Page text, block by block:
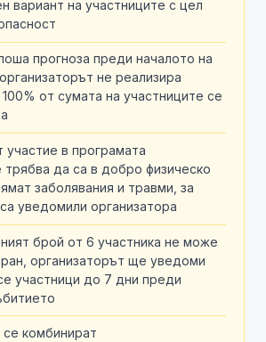
вариант на участниците с цел
прогноза преди началото на
не реализира
от сумата на участниците се
участие в програмата
трябва да са в добро физическо
заболявания и травми, за
уведомили организатора
брой от 6 участника не може
организаторът ще уведоми
участници до 7 дни преди
комбинират